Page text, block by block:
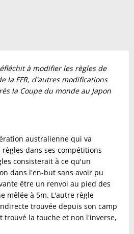
à modifier les règles de
la FFR, d'autres modifications
la Coupe du monde au Japon
australienne qui va
dans ses compétitions
consisterait à ce qu'un
dans l'en-but sans avoir pu
être un renvoi au pied des
mêlée à 5m. L'autre règle
trouvée depuis son camp
trouvé la touche et non l'inverse,